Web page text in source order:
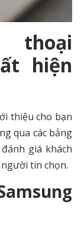
thoại
hiện
thiệu cho bạn
qua các bảng
giá khách
tin chọn.